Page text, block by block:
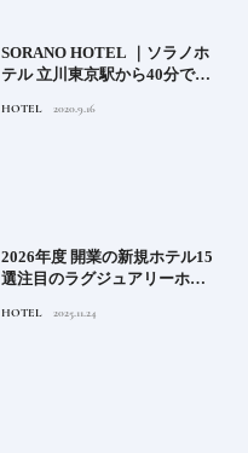
SORANO HOTEL ｜ソラノホ
テル 立川東京駅から40分で行
HOTEL 2020.9.16
2026年度 開業の新規ホテル15
選注目のラグジュアリーホテ
ィホテルまでご紹介【後編】
HOTEL 2025.11.24